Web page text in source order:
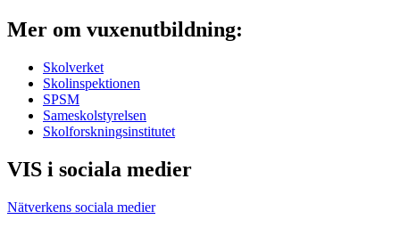
Mer om vuxenutbildning:
Skolverket
Skolinspektionen
SPSM
Sameskolstyrelsen
Skolforskningsinstitutet
VIS i sociala medier
Nätverkens sociala medier